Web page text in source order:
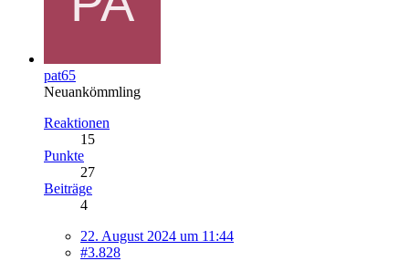
pat65
Neuankömmling
Reaktionen
15
Punkte
27
Beiträge
4
22. August 2024 um 11:44
#3.828